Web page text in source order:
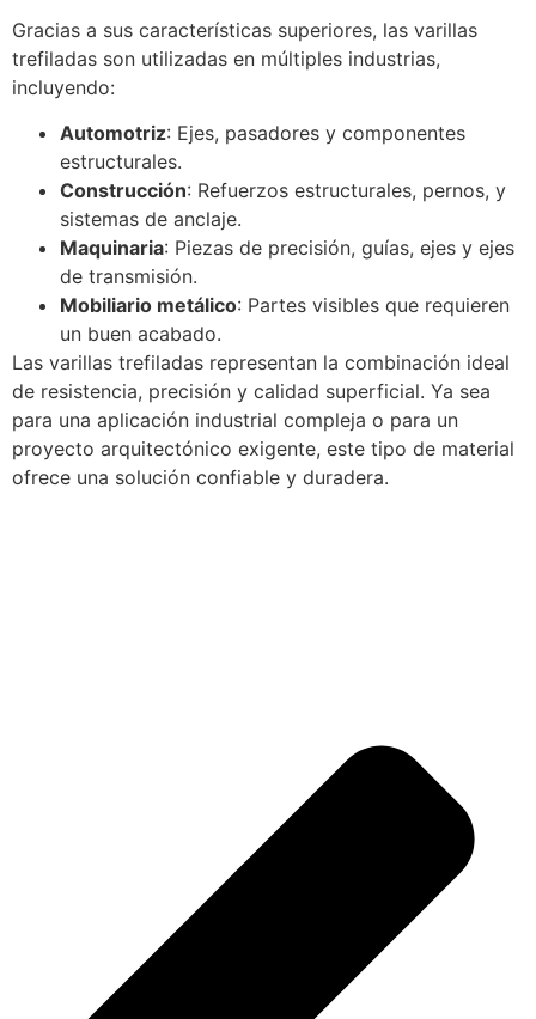
Gracias a sus características superiores, las varillas
trefiladas son utilizadas en múltiples industrias,
incluyendo:
Automotriz: Ejes, pasadores y componentes
estructurales.
Construcción: Refuerzos estructurales, pernos, y
sistemas de anclaje.
Maquinaria: Piezas de precisión, guías, ejes y ejes
de transmisión.
Mobiliario metálico: Partes visibles que requieren
un buen acabado.
Las varillas trefiladas representan la combinación ideal
de resistencia, precisión y calidad superficial. Ya sea
para una aplicación industrial compleja o para un
proyecto arquitectónico exigente, este tipo de material
ofrece una solución confiable y duradera.